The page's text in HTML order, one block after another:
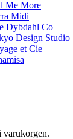
Me More
Midi
Dybdahl Co
Design Studio
et Cie
varukorgen.